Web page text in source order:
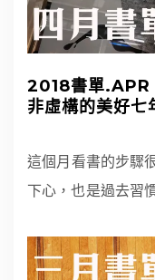
2018書單.APR
非虛構的美好七
這個月看書的步驟
下心，也是過去習